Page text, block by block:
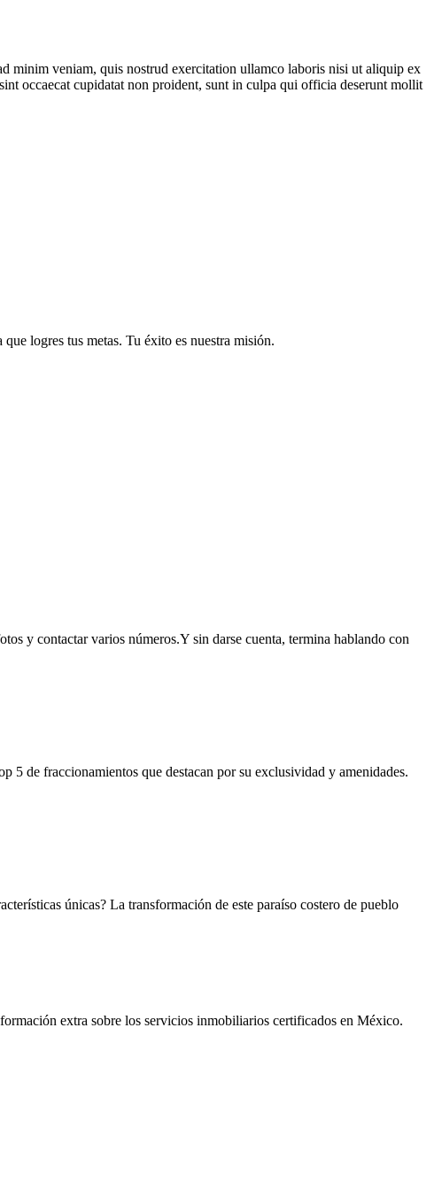
minim veniam, quis nostrud exercitation ullamco laboris nisi ut aliquip ex
occaecat cupidatat non proident, sunt in culpa qui officia deserunt mollit
logres tus metas. Tu éxito es nuestra misión.
y contactar varios números.Y sin darse cuenta, termina hablando con
de fraccionamientos que destacan por su exclusividad y amenidades.
únicas? La transformación de este paraíso costero de pueblo
extra sobre los servicios inmobiliarios certificados en México.